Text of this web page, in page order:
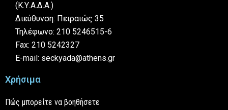
(Κ.Υ.Α.Δ.Α.)
Διεύθυνση: Πειραιώς 35
Τηλέφωνο: 210 5246515-6
Fax: 210 5242327
E-mail: seckyada@athens.gr
Χρήσιμα
Πώς μπορείτε να βοηθήσετε